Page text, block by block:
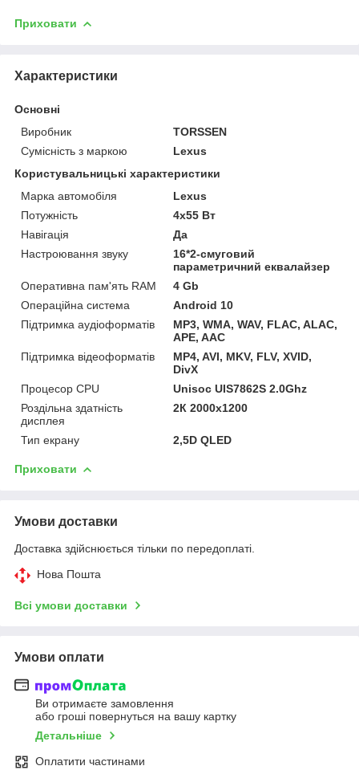
Приховати
Характеристики
Основні
Виробник
TORSSEN
Сумісність з маркою
Lexus
Користувальницькі характеристики
Марка автомобіля
Lexus
Потужність
4х55 Вт
Навігація
Да
Настроювання звуку
16*2-смуговий
параметричний еквалайзер
Оперативна пам'ять RAM
4 Gb
Операційна система
Android 10
Підтримка аудіоформатів
MP3, WMA, WAV, FLAC, ALAC,
APE, AAC
Підтримка відеоформатів
MP4, AVI, MKV, FLV, XVID,
DivX
Процесор CPU
Unisoc UIS7862S 2.0Ghz
Роздільна здатність
дисплея
2К 2000x1200
Тип екрану 2,5D QLED
Приховати
Умови доставки
Доставка здійснюється тільки по передоплаті.
Нова Пошта
Всі умови доставки
Умови оплати
Ви отримаєте замовлення
або гроші повернуться на вашу картку
Детальніше
Оплатити частинами